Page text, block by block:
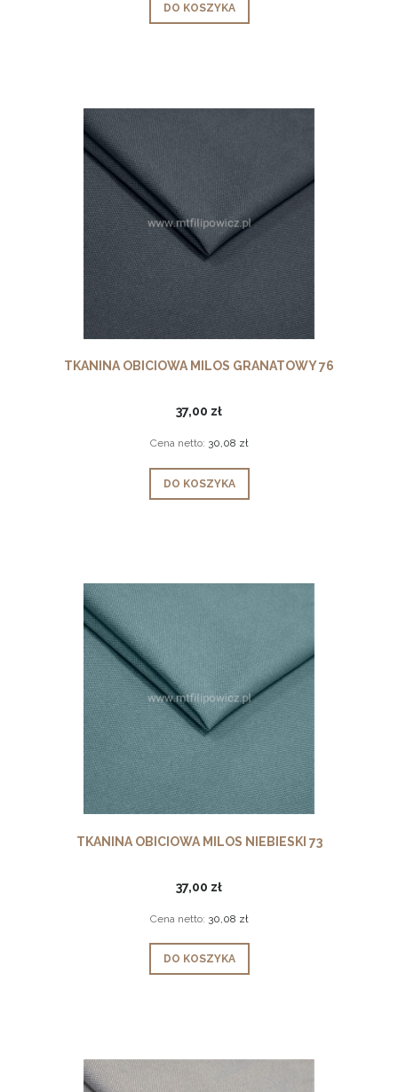
DO KOSZYKA
TKANINA OBICIOWA MILOS GRANATOWY 76
37,00 zł
Cena netto: 30,08 zł
DO KOSZYKA
TKANINA OBICIOWA MILOS NIEBIESKI 73
37,00 zł
Cena netto: 30,08 zł
DO KOSZYKA